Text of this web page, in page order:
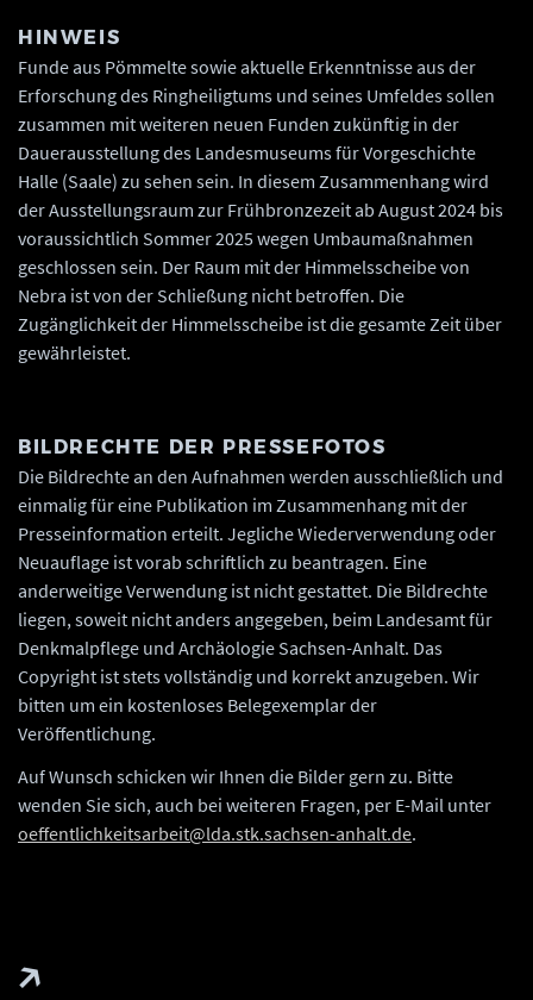
HINWEIS
Funde aus Pömmelte sowie aktuelle Erkenntnisse aus der
Erforschung des Ringheiligtums und seines Umfeldes sollen
zusammen mit weiteren neuen Funden zukünftig in der
Dauerausstellung des Landesmuseums für Vorgeschichte
Halle (Saale) zu sehen sein. In diesem Zusammenhang wird
der Ausstellungsraum zur Frühbronzezeit ab August 2024 bis
voraussichtlich Sommer 2025 wegen Umbaumaßnahmen
geschlossen sein. Der Raum mit der Himmelsscheibe von
Nebra ist von der Schließung nicht betroffen. Die
Zugänglichkeit der Himmelsscheibe ist die gesamte Zeit über
gewährleistet.
BILDRECHTE DER PRESSEFOTOS
Die Bildrechte an den Aufnahmen werden ausschließlich und
einmalig für eine Publikation im Zusammenhang mit der
Presseinformation erteilt. Jegliche Wiederverwendung oder
Neuauflage ist vorab schriftlich zu beantragen. Eine
anderweitige Verwendung ist nicht gestattet. Die Bildrechte
liegen, soweit nicht anders angegeben, beim Landesamt für
Denkmalpflege und Archäologie Sachsen-Anhalt. Das
Copyright ist stets vollständig und korrekt anzugeben. Wir
bitten um ein kostenloses Belegexemplar der
Veröffentlichung.
Auf Wunsch schicken wir Ihnen die Bilder gern zu. Bitte
wenden Sie sich, auch bei weiteren Fragen, per E-Mail unter
oeffentlichkeitsarbeit@lda.stk.sachsen-anhalt.de.